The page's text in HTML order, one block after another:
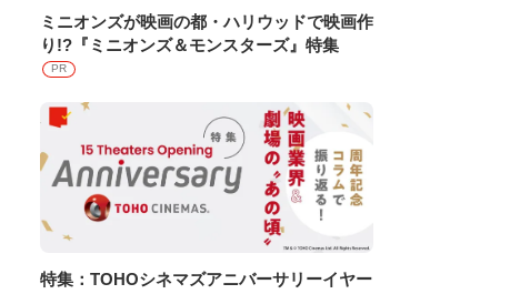
ミニオンズが映画の都・ハリウッドで映画作
り!?『ミニオンズ＆モンスターズ』特集
PR
特集：TOHOシネマズアニバーサリーイヤー